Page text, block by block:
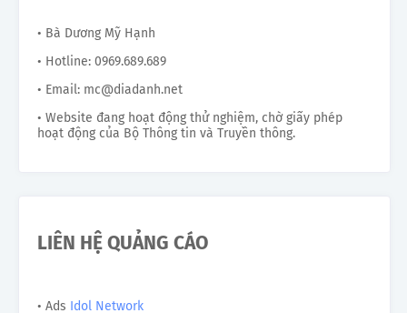
• Bà Dương Mỹ Hạnh
• Hotline: 0969.689.689
• Email: mc@diadanh.net
• Website đang hoạt động thử nghiệm, chờ giấy phép
hoạt động của Bộ Thông tin và Truyền thông.
LIÊN HỆ QUẢNG CÁO
• Ads Idol Network